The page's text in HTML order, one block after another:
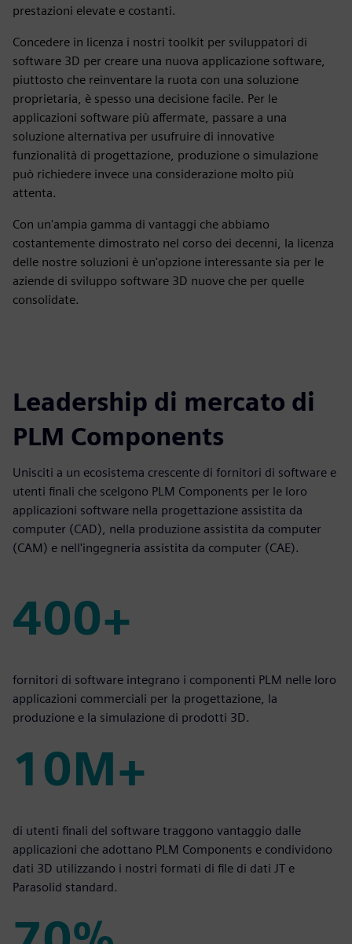
prestazioni elevate e costanti.
Concedere in licenza i nostri toolkit per sviluppatori di
software 3D per creare una nuova applicazione software,
piuttosto che reinventare la ruota con una soluzione
proprietaria, è spesso una decisione facile. Per le
applicazioni software più affermate, passare a una
soluzione alternativa per usufruire di innovative
funzionalità di progettazione, produzione o simulazione
può richiedere invece una considerazione molto più
attenta.
Con un'ampia gamma di vantaggi che abbiamo
costantemente dimostrato nel corso dei decenni, la licenza
delle nostre soluzioni è un'opzione interessante sia per le
aziende di sviluppo software 3D nuove che per quelle
consolidate.
Leadership di mercato di
PLM Components
Unisciti a un ecosistema crescente di fornitori di software e
utenti finali che scelgono PLM Components per le loro
applicazioni software nella progettazione assistita da
computer (CAD), nella produzione assistita da computer
(CAM) e nell'ingegneria assistita da computer (CAE).
400+
400+
fornitori di software integrano i componenti PLM nelle loro
applicazioni commerciali per la progettazione, la
produzione e la simulazione di prodotti 3D.
10M+
10M+
di utenti finali del software traggono vantaggio dalle
applicazioni che adottano PLM Components e condividono
dati 3D utilizzando i nostri formati di file di dati JT e
Parasolid standard.